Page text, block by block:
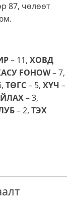
87, чөлөөт
– 11, ХОВД
FOHOW– 7,
ТѲГС– 5, ХҮЧ –
– 3,
– 2, ТЭХ